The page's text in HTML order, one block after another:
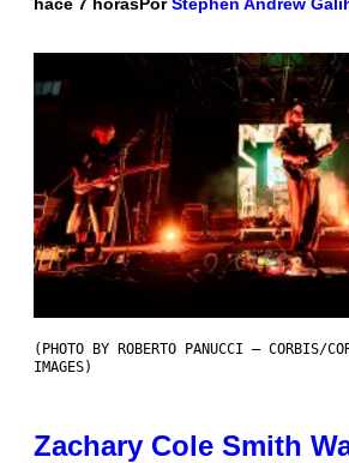
(PHOTO BY ROBERTO PANUCCI – CORBIS/
IMAGES)
Zachary Cole Smith